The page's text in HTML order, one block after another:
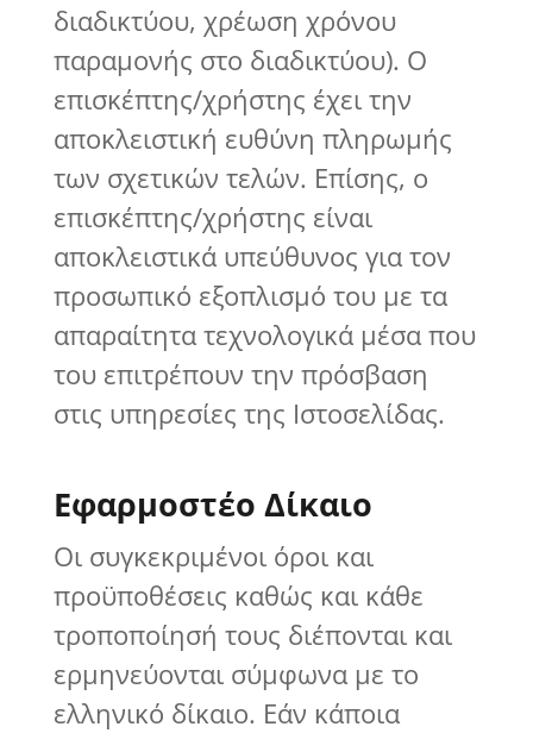
διαδικτύου, χρέωση χρόνου
παραμονής στο διαδικτύου). Ο
επισκέπτης/χρήστης έχει την
αποκλειστική ευθύνη πληρωμής
των σχετικών τελών. Επίσης, ο
επισκέπτης/χρήστης είναι
αποκλειστικά υπεύθυνος για τον
προσωπικό εξοπλισμό του με τα
απαραίτητα τεχνολογικά μέσα που
του επιτρέπουν την πρόσβαση
στις υπηρεσίες της Ιστοσελίδας.
Εφαρμοστέο Δίκαιο
Οι συγκεκριμένοι όροι και
προϋποθέσεις καθώς και κάθε
τροποποίησή τους διέπονται και
ερμηνεύονται σύμφωνα με το
ελληνικό δίκαιο. Εάν κάποια